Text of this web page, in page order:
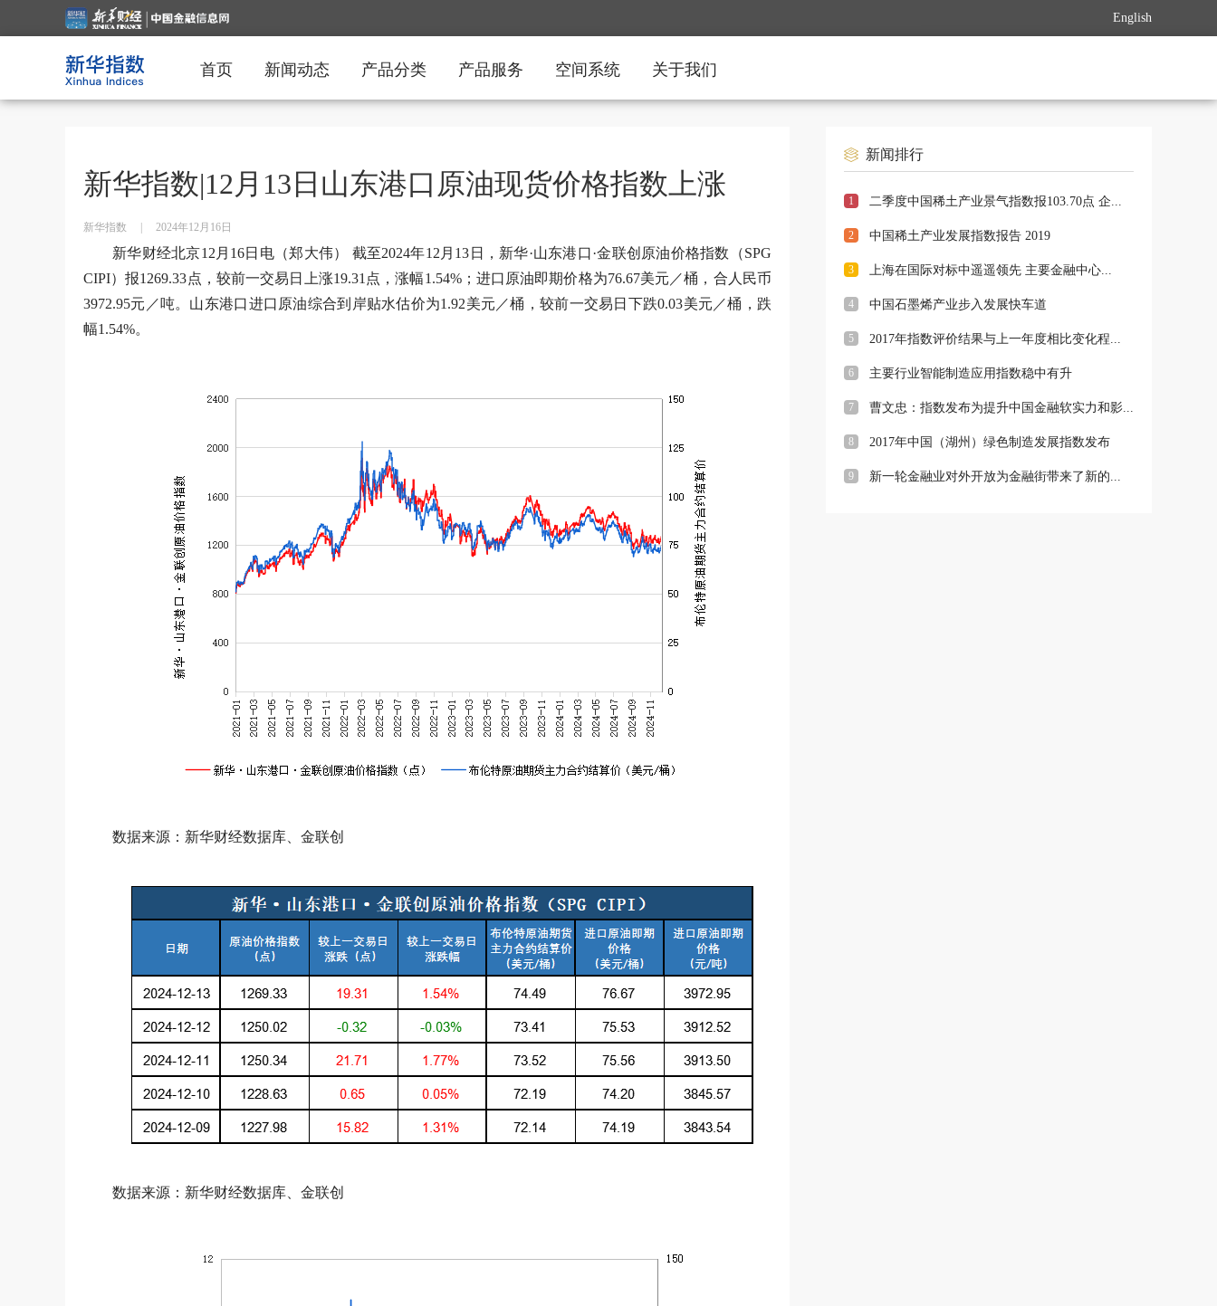
English
首页 新闻动态 产品分类 产品服务 空间系统 关于我们
新华指数|12月13日山东港口原油现货价格指数上涨
新华指数 2024年12月16日
新华财经北京12月16日电（郑大伟） 截至2024年12月13日，新华·山东港口·金联创原油价格指数（SPG
CIPI）报1269.33点，较前一交易日上涨19.31点，涨幅1.54%；进口原油即期价格为76.67美元／桶，合人民币
3972.95元／吨。山东港口进口原油综合到岸贴水估价为1.92美元／桶，较前一交易日下跌0.03美元／桶，跌
幅1.54%。
数据来源：新华财经数据库、金联创
数据来源：新华财经数据库、金联创
新闻排行
1 二季度中国稀土产业景气指数报103.70点 企...
2 中国稀土产业发展指数报告 2019
3 上海在国际对标中遥遥领先 主要金融中心...
4 中国石墨烯产业步入发展快车道
5 2017年指数评价结果与上一年度相比变化程...
6 主要行业智能制造应用指数稳中有升
7 曹文忠：指数发布为提升中国金融软实力和影...
8 2017年中国（湖州）绿色制造发展指数发布
9 新一轮金融业对外开放为金融街带来了新的...